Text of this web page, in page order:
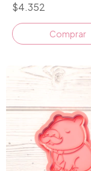
$4.352
Comprar